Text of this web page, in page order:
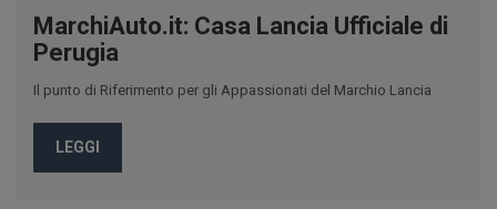
MarchiAuto.it: Casa Lancia Ufficiale di
Perugia
Il punto di Riferimento per gli Appassionati del Marchio Lancia
LEGGI